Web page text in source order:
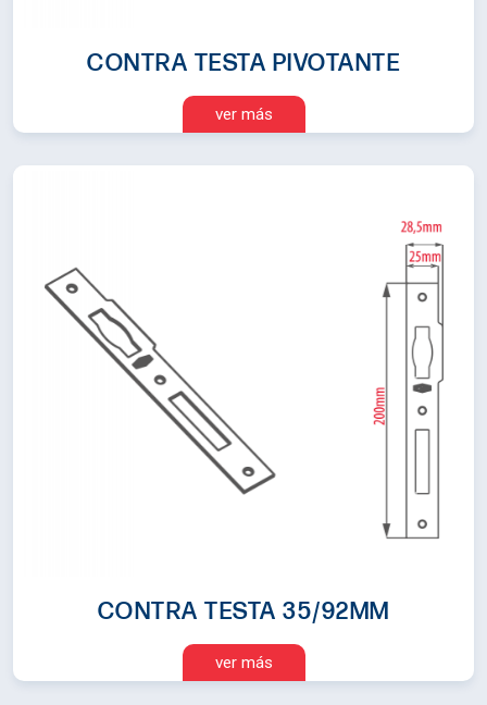
CONTRA TESTA PIVOTANTE
ver más
CONTRA TESTA 35/92MM
ver más